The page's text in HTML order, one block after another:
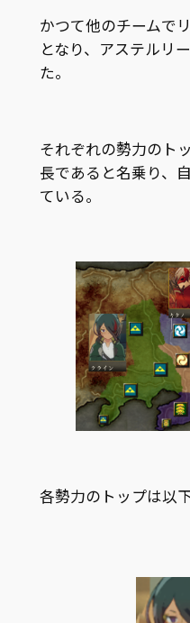
かつて他のチームで
となり、アステルリ
た。
それぞれの勢力のト
長であると名乗り、
ている。
各勢力のトップは以